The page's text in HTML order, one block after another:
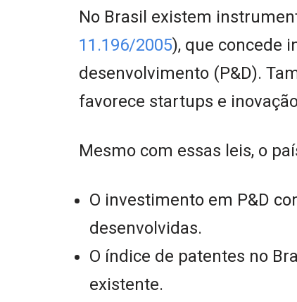
No Brasil existem
11.196/2005), que concede
desenvolvimento (P&D).
favorece startups e
Mesmo com essas leis, o
O investimento em P&D
desenvolvidas.
O índice de patentes no
existente.